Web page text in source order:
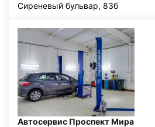
Сиреневый бульвар, 83б
Автосервис Проспект Мира